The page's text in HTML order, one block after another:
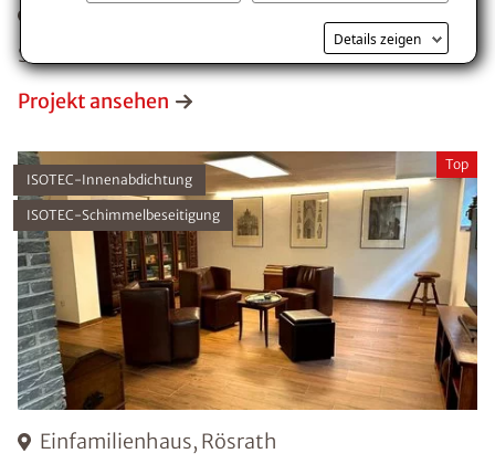
Details zeigen
Schaden: undichte Betonbauteile
Projekt ansehen
Einfamilienhaus, Rösrath
ISOTEC-Innenabdichtung
ISOTEC-Schimmelbeseitigung
Top